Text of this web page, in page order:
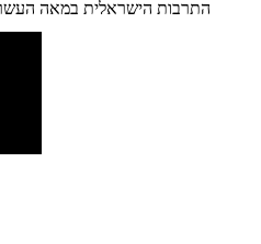
התרבות הישראלית במאה